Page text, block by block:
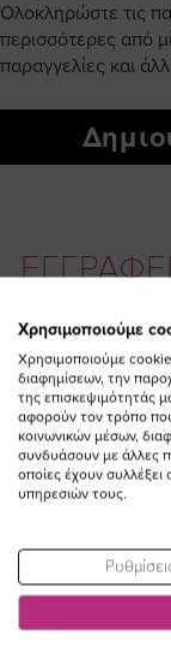
Ολοκληρώστε τις
περισσότερες από
παραγγελίες και
Email
Χρησιμοποιούμε
Χρησιμοποιούμε cookie
διαφημίσεων, την
της επισκεψιμότητάς
αφορούν τον τρόπο
κοινωνικών μέσων,
συνδυάσουν με άλλες
οποίες έχουν
υπηρεσιών τους.